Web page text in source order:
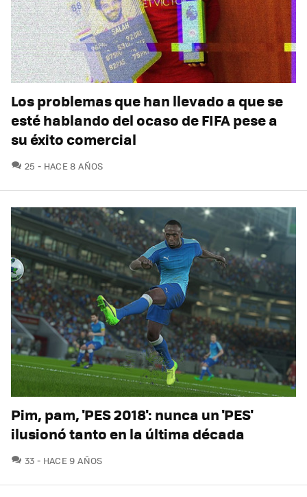
Los problemas que han llevado a que se
esté hablando del ocaso de FIFA pese a
su éxito comercial
25 COMENTARIOS
HACE 8 AÑOS
Pim, pam, 'PES 2018': nunca un 'PES'
ilusionó tanto en la última década
33 COMENTARIOS
HACE 9 AÑOS